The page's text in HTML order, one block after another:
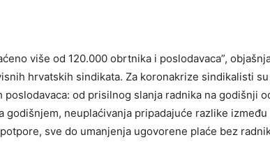
više od 120.000 obrtnika i poslodavaca”,
hrvatskih sindikata. Za koronakrize sindikalisti
poslodavaca: od prisilnog slanja radnika na godišnji
godišnjem, neuplaćivanja pripadajuće razlike
sve do umanjenja ugovorene plaće bez